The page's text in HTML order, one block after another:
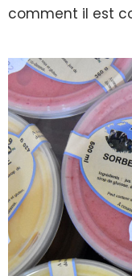
comment il est